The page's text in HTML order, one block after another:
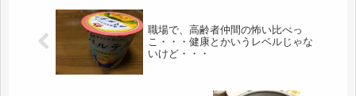
職場で、高齢者仲間の怖い比べっ
こ・・・健康とかいうレベルじゃな
いけど・・・